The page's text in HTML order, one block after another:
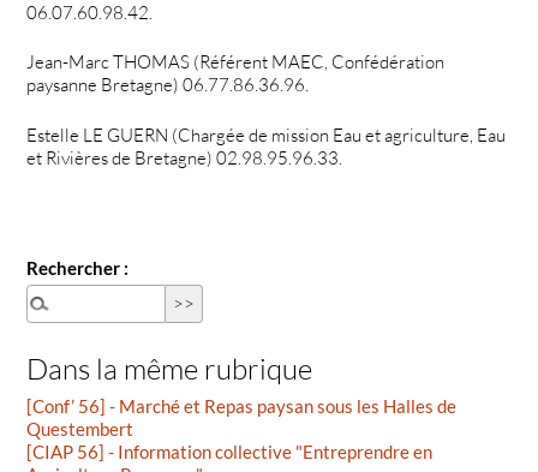
06.07.60.98.42.
Jean-Marc THOMAS (Référent MAEC, Confédération
paysanne Bretagne) 06.77.86.36.96.
Estelle LE GUERN (Chargée de mission Eau et agriculture, Eau
et Rivières de Bretagne) 02.98.95.96.33.
Rechercher :
Dans la même rubrique
[Conf’ 56] - Marché et Repas paysan sous les Halles de
Questembert
[CIAP 56] - Information collective "Entreprendre en